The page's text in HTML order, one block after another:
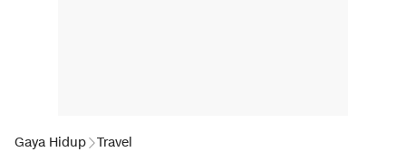
Gaya Hidup Travel